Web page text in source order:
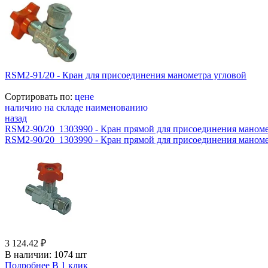
RSM2-91/20 - Кран для присоединения манометра угловой
Сортировать по: цене
наличию на складе наименованию
назад
RSM2-90/20_1303990 - Кран прямой для присоединения
RSM2-90/20_1303990 - Кран прямой для присоединения
3 124.42 ₽
В наличии: 1074 шт
Подробнее В 1 клик